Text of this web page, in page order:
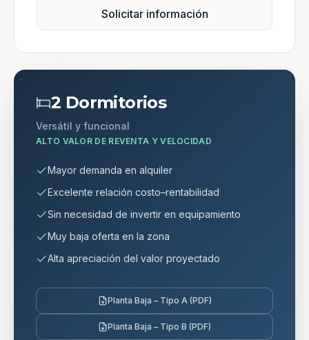
Solicitar información
2 Dormitorios
Versátil y funcional
ALTO VALOR DE REVENTA Y VELOCIDAD
Mayor demanda en alquiler
Excelente relación costo–rentabilidad
Sin necesidad de invertir en equipamiento
Muy baja oferta en la zona
Alta apreciación del valor proyectado
Planta Baja – Tipo A (PDF)
Planta Baja – Tipo B (PDF)